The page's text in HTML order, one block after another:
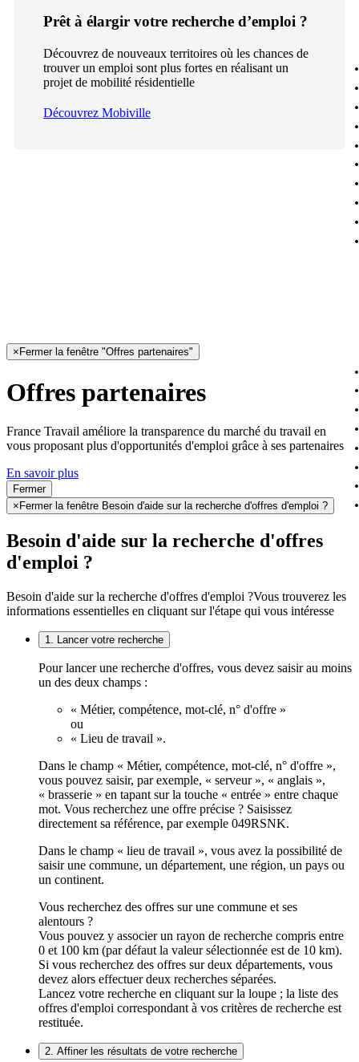
Prêt à élargir votre recherche d’emploi ?
Découvrez de nouveaux territoires où les chances de
trouver un emploi sont plus fortes en réalisant un
projet de mobilité résidentielle
Découvrez Mobiville
× Fermer la fenêtre "Offres partenaires"
Offres partenaires
France Travail améliore la transparence du marché du travail en
vous proposant plus d'opportunités d'emploi grâce à ses partenaires
En savoir plus
Fermer
× Fermer la fenêtre Besoin d'aide sur la recherche d'offres d'emploi ?
Besoin d'aide sur la recherche d'offres
d'emploi ?
Besoin d'aide sur la recherche d'offres d'emploi ?Vous trouverez les
informations essentielles en cliquant sur l'étape qui vous intéresse
1. Lancer votre recherche
Pour lancer une recherche d'offres, vous devez saisir au moins
un des deux champs :
« Métier, compétence, mot-clé, n° d'offre »
ou
« Lieu de travail ».
Dans le champ « Métier, compétence, mot-clé, n° d'offre »,
vous pouvez saisir, par exemple, « serveur », « anglais »,
« brasserie » en tapant sur la touche « entrée » entre chaque
mot. Vous recherchez une offre précise ? Saisissez
directement sa référence, par exemple 049RSNK.
Dans le champ « lieu de travail », vous avez la possibilité de
saisir une commune, un département, une région, un pays ou
un continent.
Vous recherchez des offres sur une commune et ses
alentours ?
Vous pouvez y associer un rayon de recherche compris entre
0 et 100 km (par défaut la valeur sélectionnée est de 10 km).
Si vous recherchez des offres sur deux départements, vous
devez alors effectuer deux recherches séparées.
Lancez votre recherche en cliquant sur la loupe ; la liste des
offres d'emploi correspondant à vos critères de recherche est
restituée.
2. Affiner les résultats de votre recherche